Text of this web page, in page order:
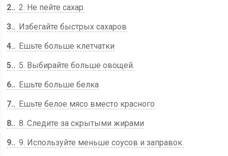
2.
2. Не пейте сахар.
3.
Избегайте быстрых сахаров
4.
Ешьте больше клетчатки
5.
5. Выбирайте больше овощей.
6.
Ешьте больше белка
7.
Ешьте белое мясо вместо красного
8.
8. Следите за скрытыми жирами
9.
9. Используйте меньше соусов и заправок.